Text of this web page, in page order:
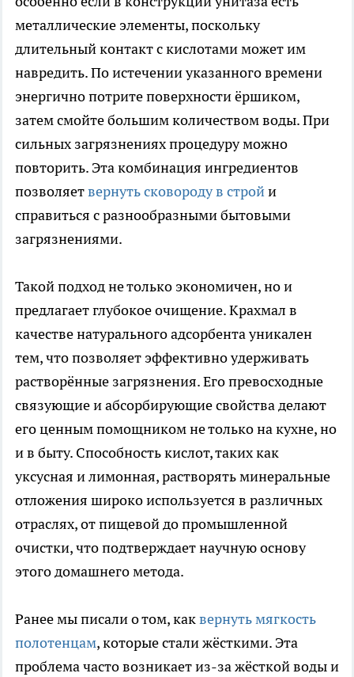
металлические элементы, поскольку
длительный контакт с кислотами может им
навредить. По истечении указанного времени
энергично потрите поверхности ёршиком,
затем смойте большим количеством воды. При
сильных загрязнениях процедуру можно
повторить. Эта комбинация ингредиентов
позволяетвернуть сковороду в стройи
справиться с разнообразными бытовыми
загрязнениями.
Такой подход не только экономичен, но и
предлагает глубокое очищение. Крахмал в
качестве натурального адсорбента уникален
тем, что позволяет эффективно удерживать
растворённые загрязнения. Его превосходные
связующие и абсорбирующие свойства делают
его ценным помощником не только на кухне, но
и в быту. Способность кислот, таких как
уксусная и лимонная, растворять минеральные
отложения широко используется в различных
отраслях, от пищевой до промышленной
очистки, что подтверждает научную основу
этого домашнего метода.
Ранее мы писали о том, каквернуть мягкость
полотенцам, которые стали жёсткими. Эта
проблема часто возникает из-за жёсткой воды и